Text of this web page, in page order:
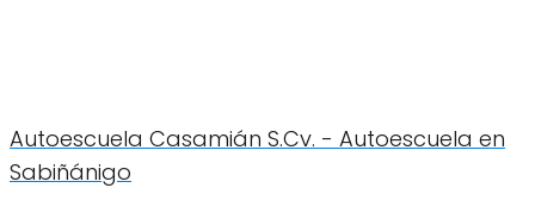
Autoescuela Casamián S.Cv. - Autoescuela en
Sabiñánigo